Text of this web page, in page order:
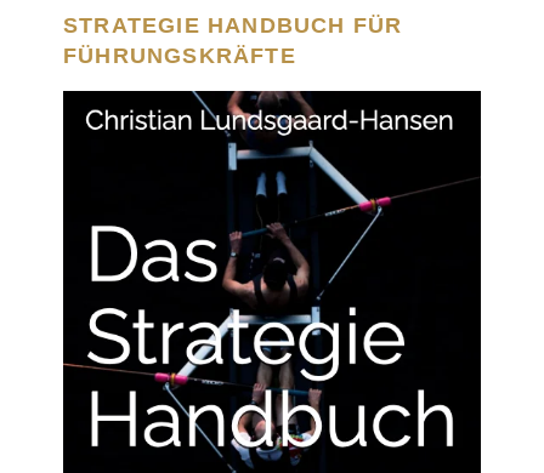
STRATEGIE HANDBUCH FÜR
FÜHRUNGSKRÄFTE